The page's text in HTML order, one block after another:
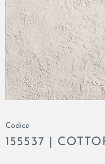
Codice
155537 |